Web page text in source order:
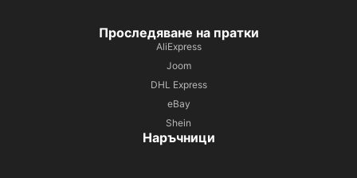
Проследяване на пратки
AliExpress
Joom
DHL Express
eBay
Shein
Наръчници